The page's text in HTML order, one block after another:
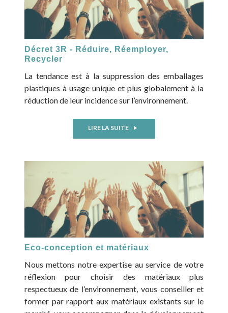
Décret 3R - Réduire, Réemployer,
Recycler
La tendance est à la suppression des emballages
plastiques à usage unique et plus globalement à la
réduction de leur incidence sur l’environnement.
LIRE LA SUITE
Eco-conception et matériaux
Nous mettons notre expertise au service de votre
réflexion pour choisir des matériaux plus
respectueux de l’environnement, vous conseiller et
former par rapport aux matériaux existants sur le